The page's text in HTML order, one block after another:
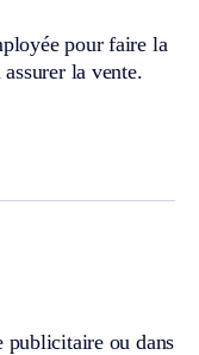
pour faire la
la vente.
publicitaire ou dans